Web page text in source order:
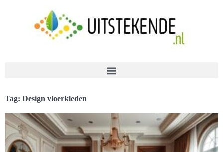
Tag: Design vloerkleden